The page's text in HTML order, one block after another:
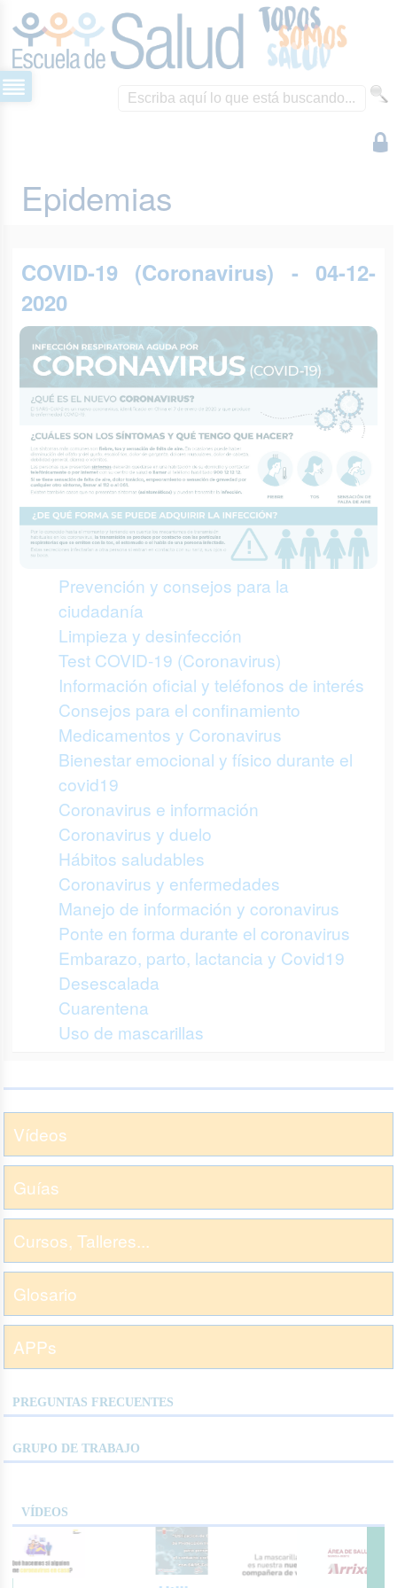
Epidemias
COVID-19 (Coronavirus) - 04-12-
2020
Prevención y consejos para la
ciudadanía
Limpieza y desinfección
Test COVID-19 (Coronavirus)
Información oficial y teléfonos de interés
Consejos para el confinamiento
Medicamentos y Coronavirus
Bienestar emocional y físico durante el
covid19
Coronavirus e información
Coronavirus y duelo
Hábitos saludables
Coronavirus y enfermedades
Manejo de información y coronavirus
Ponte en forma durante el coronavirus
Embarazo, parto, lactancia y Covid19
Desescalada
Cuarentena
Uso de mascarillas
Vídeos
Guías
Cursos, Talleres...
Glosario
APPs
PREGUNTAS FRECUENTES
GRUPO DE TRABAJO
VÍDEOS